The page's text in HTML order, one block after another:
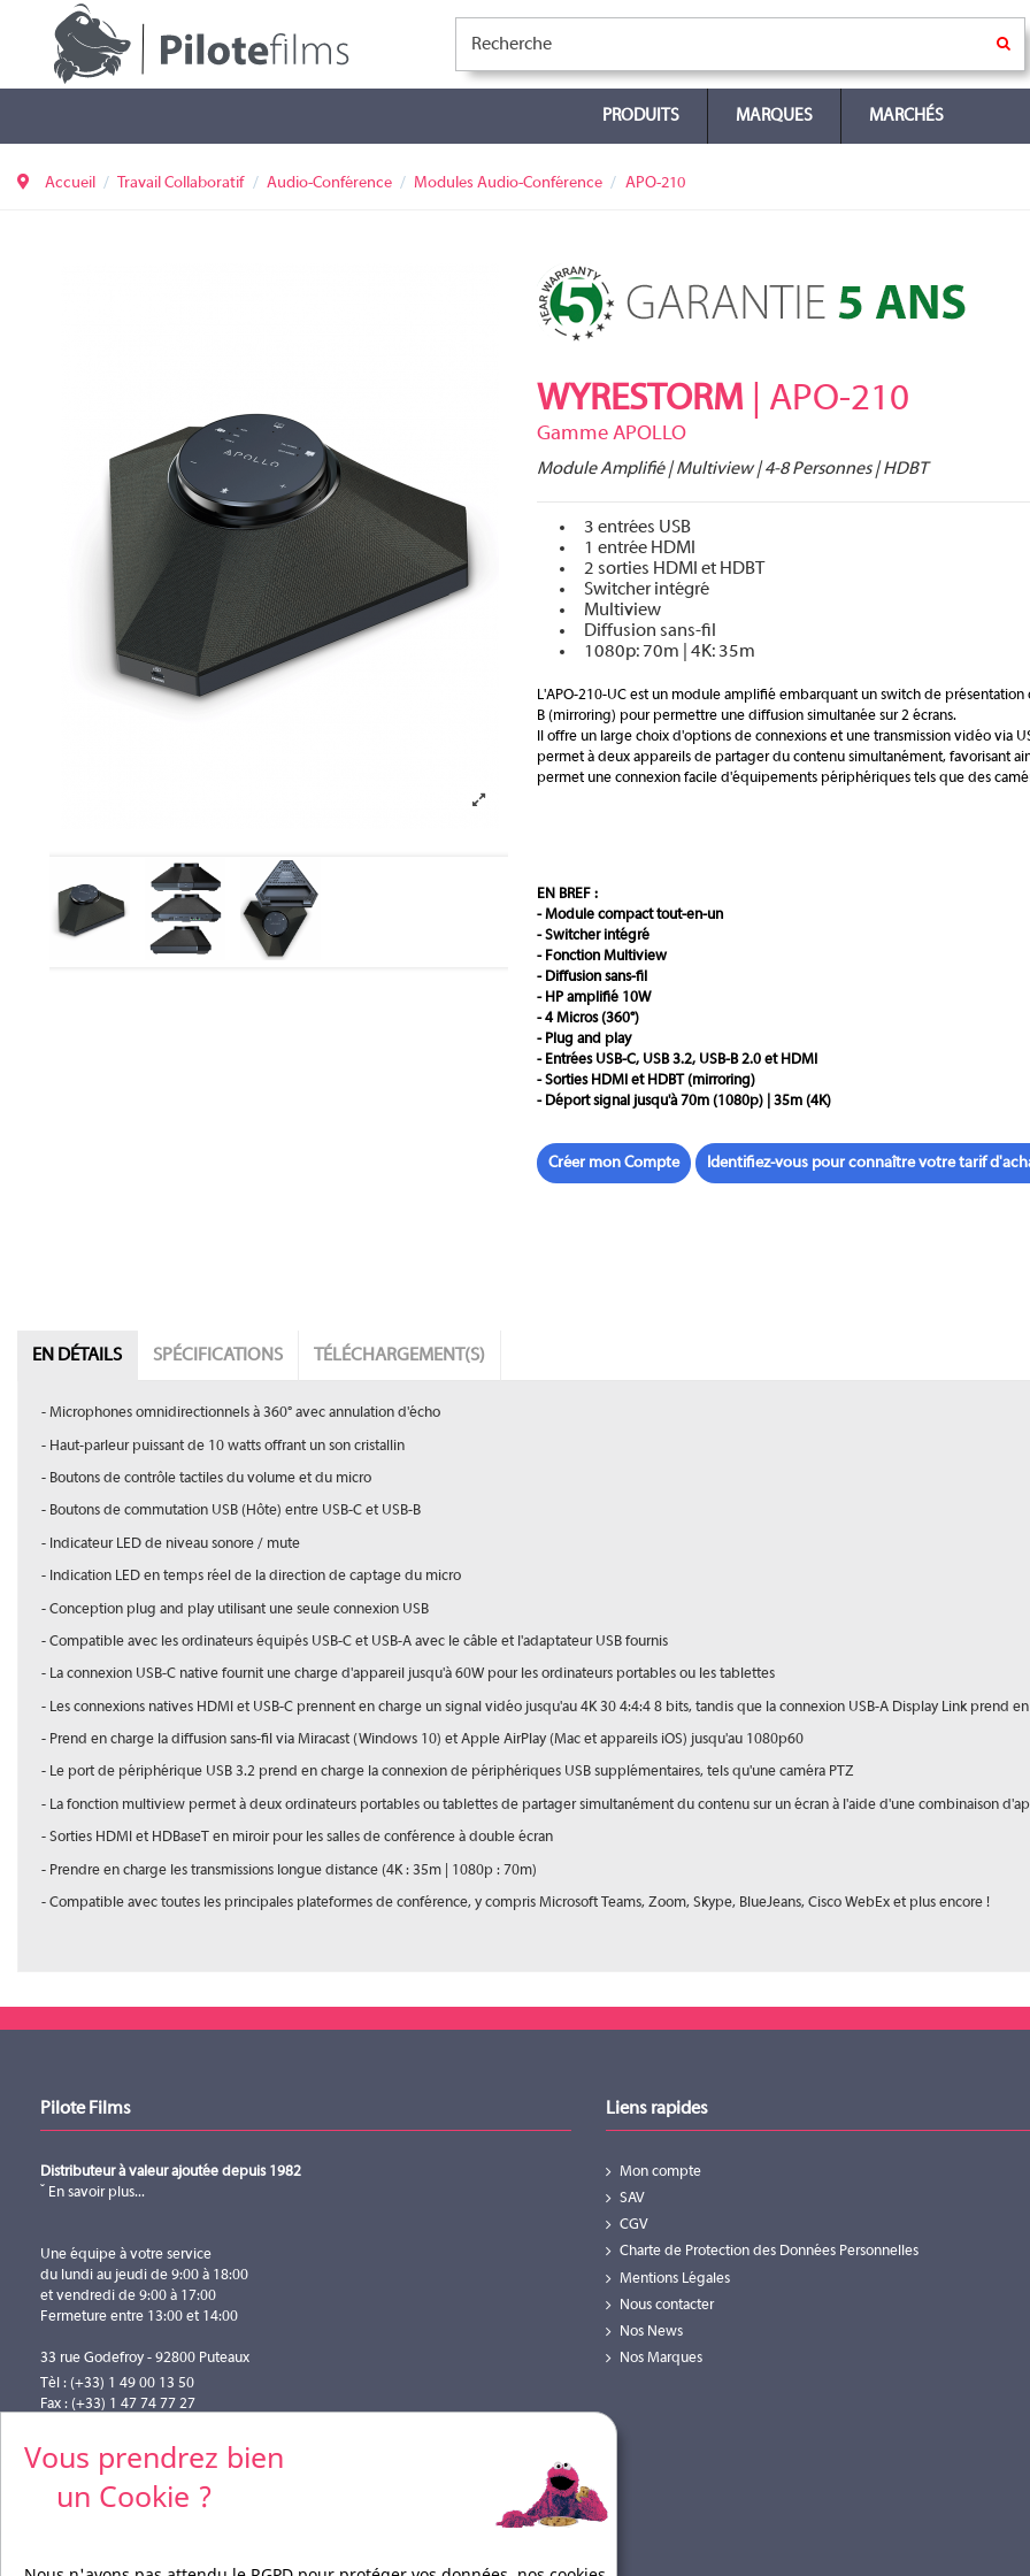
PRODUITS MARQUES MARCHÉS
Accueil Travail Collaboratif Audio-Conférence Modules Audio-Conférence APO-210
WYRESTORM | APO-210
Gamme APOLLO
Module Amplifié | Multiview | 4-8 Personnes | HDBT
3 entrées USB
1 entrée HDMI
2 sorties HDMI et HDBT
Switcher intégré
Multiview
Diffusion sans-fil
1080p: 70m | 4K: 35m
L'APO-210-UC est un module amplifié embarquant un switch de
B (mirroring) pour permettre une diffusion simultanée sur 2 écrans.
Il offre un large choix d'options de connexions et une transmission vidéo via
permet à deux appareils de partager du contenu simultanément, favorisant
permet une connexion facile d'équipements périphériques tels que des
EN BREF :
- Module compact tout-en-un
- Switcher intégré
- Fonction Multiview
- Diffusion sans-fil
- HP amplifié 10W
- 4 Micros (360°)
- Plug and play
- Entrées USB-C, USB 3.2, USB-B 2.0 et HDMI
- Sorties HDMI et HDBT (mirroring)
- Déport signal jusqu'à 70m (1080p) | 35m (4K)
Créer mon Compte Identifiez-vous pour connaître votre tarif
EN DÉTAILS SPÉCIFICATIONS TÉLÉCHARGEMENT(S)
- Microphones omnidirectionnels à 360° avec annulation d'écho
- Haut-parleur puissant de 10 watts offrant un son cristallin
- Boutons de contrôle tactiles du volume et du micro
- Boutons de commutation USB (Hôte) entre USB-C et USB-B
- Indicateur LED de niveau sonore / mute
- Indication LED en temps réel de la direction de captage du micro
- Conception plug and play utilisant une seule connexion USB
- Compatible avec les ordinateurs équipés USB-C et USB-A avec le câble et l'adaptateur USB fournis
- La connexion USB-C native fournit une charge d'appareil jusqu'à 60W pour les ordinateurs portables ou les tablettes
- Les connexions natives HDMI et USB-C prennent en charge un signal vidéo jusqu'au 4K 30 4:4:4 8 bits, tandis que la connexion USB-A Display Link prend
- Prend en charge la diffusion sans-fil via Miracast (Windows 10) et Apple AirPlay (Mac et appareils iOS) jusqu'au 1080p60
- Le port de périphérique USB 3.2 prend en charge la connexion de périphériques USB supplémentaires, tels qu'une caméra PTZ
- La fonction multiview permet à deux ordinateurs portables ou tablettes de partager simultanément du contenu sur un écran à l'aide d'une combinaison
- Sorties HDMI et HDBaseT en miroir pour les salles de conférence à double écran
- Prendre en charge les transmissions longue distance (4K : 35m | 1080p : 70m)
- Compatible avec toutes les principales plateformes de conférence, y compris Microsoft Teams, Zoom, Skype, BlueJeans, Cisco WebEx et plus encore !
Type d'Entrée
Nombre de Sortie(s) 2
Type de Sortie
Diffusion Sans-fil
Gamme apollo
Manuel utilisateur
Téléchargement (800.51KB)
Quick start (version 01012021)
Téléchargement (570.81KB)
Pilote Films
Distributeur à valeur ajoutée depuis 1982
En savoir plus...
Une équipe à votre service
du lundi au jeudi de 9:00 à 18:00
et vendredi de 9:00 à 17:00
Fermeture entre 13:00 et 14:00
33 rue Godefroy - 92800 Puteaux
Tèl : (+33) 1 49 00 13 50
Fax : (+33) 1 47 74 77 27
Liens rapides
Mon compte
SAV
CGV
Charte de Protection des Données Personnelles
Mentions Légales
Nous contacter
Nos News
Nos Marques
Vous prendrez bien
un Cookie ?